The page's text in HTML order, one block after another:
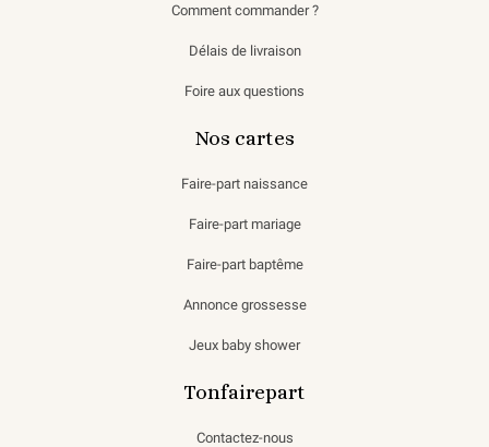
Comment commander ?
Délais de livraison
Foire aux questions
Nos cartes
Faire-part naissance
Faire-part mariage
Faire-part baptême
Annonce grossesse
Jeux baby shower
Tonfairepart
Contactez-nous